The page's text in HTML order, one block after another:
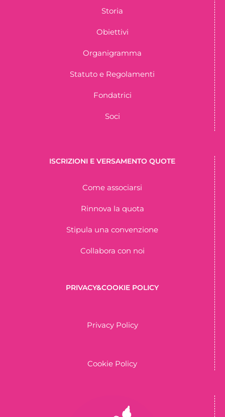
Storia
Obiettivi
Organigramma
Statuto e Regolamenti
Fondatrici
Soci
ISCRIZIONI E VERSAMENTO QUOTE
Come associarsi
Rinnova la quota
Stipula una convenzione
Collabora con noi
PRIVACY&COOKIE POLICY
Privacy Policy
Cookie Policy